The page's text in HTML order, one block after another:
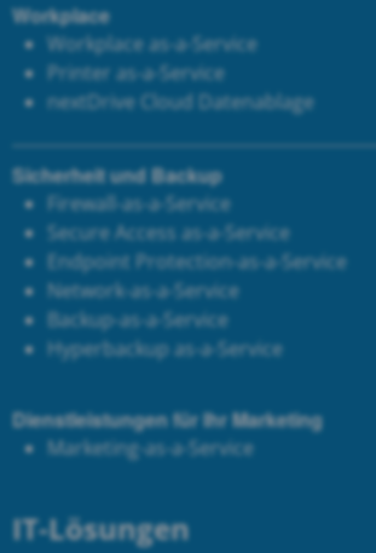
Workplace
Workplace as-a-Service
Printer as-a-Service
nextDrive Cloud Datenablage
Sicherheit und Backup
Firewall-as-a-Service
Secure Access as-a-Service
Endpoint Protection-as-a-Service
Network-as-a-Service
Backup-as-a-Service
Hyperbackup as-a-Service
Dienstleistungen für Ihr Marketing
Marketing-as-a-Service
IT-Lösungen